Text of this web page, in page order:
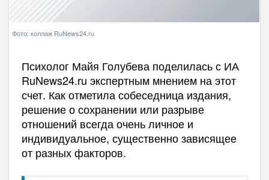
Фото: коллаж RuNews24.ru
Психолог Майя Голубева поделилась с ИА
RuNews24.ru экспертным мнением на этот
счет. Как отметила собеседница издания,
решение о сохранении или разрыве
отношений всегда очень личное и
индивидуальное, существенно зависящее
от разных факторов.